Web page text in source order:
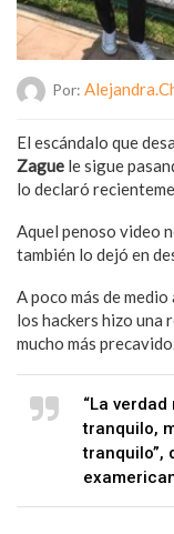
Por:
El escándalo que
Zague le sigue
lo declaró
Aquel penoso video
también lo dejó en
A poco más de medio
los hackers hizo una
mucho más
“La
tranquilo,
tranquilo”,